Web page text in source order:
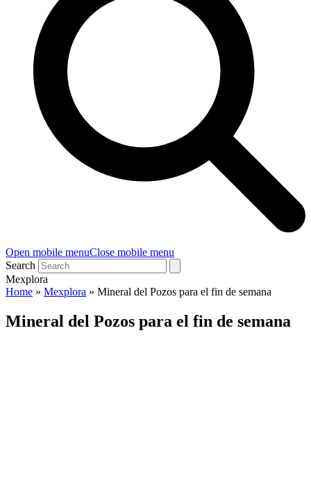
Open mobile menuClose mobile menu
Search
Mexplora
Home » Mexplora » Mineral del Pozos para el fin de semana
Mineral del Pozos para el fin de semana